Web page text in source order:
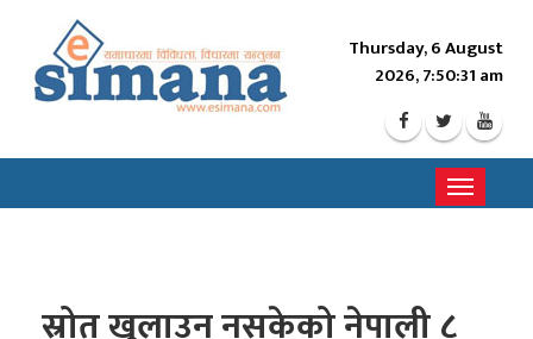
Thursday, 6 August
2026, 7:50:33 am
Toggle
स्रोत खुलाउन नसकेको नेपाली ८